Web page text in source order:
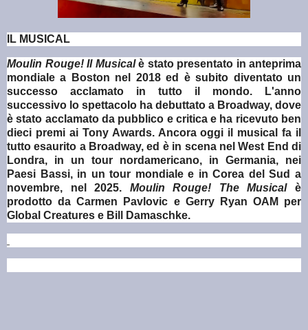
IL MUSICAL
Moulin Rouge! Il Musicalè stato presentato in anteprima
mondiale a Boston nel 2018 ed è subito diventato un
successo acclamato in tutto il mondo. L'anno
successivo lo spettacolo ha debuttato a Broadway, dove
è stato acclamato da pubblico e critica e ha ricevuto ben
dieci premi ai Tony Awards. Ancora oggi il musical fa il
tutto esaurito a Broadway, ed è in scena nel West End di
Londra, in un tour nordamericano, in Germania, nei
Paesi Bassi, in un tour mondiale e in Corea del Sud a
novembre, nel 2025. Moulin Rouge! The Musicalè
prodotto da Carmen Pavlovic e Gerry Ryan OAM per
Global Creatures e Bill Damaschke.